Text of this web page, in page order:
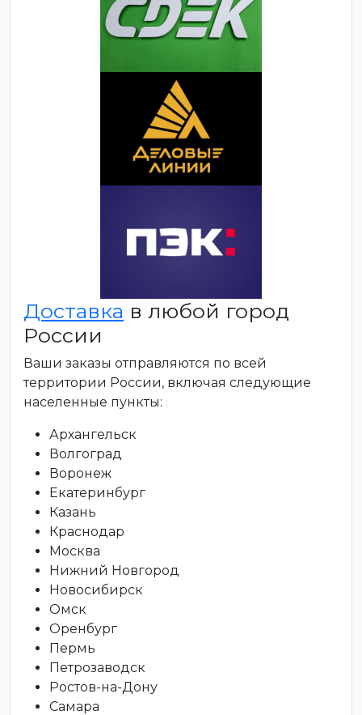
Доставка в любой город
России
Ваши заказы отправляются по всей
территории России, включая следующие
населенные пункты:
Архангельск
Волгоград
Воронеж
Екатеринбург
Казань
Краснодар
Москва
Нижний Новгород
Новосибирск
Омск
Оренбург
Пермь
Петрозаводск
Ростов-на-Дону
Самара